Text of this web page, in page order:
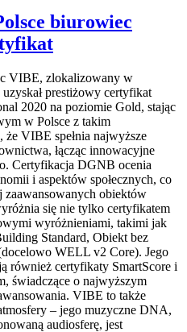
biurowiec
VIBE, zlokalizowany w
prestiżowy certyfikat
2020 na poziomie Gold, stając
w Polsce z takim
VIBE spełnia najwyższe
łącząc innowacyjne
Certyfikacja DGNB ocenia
i aspektów społecznych, co
obiektów
się nie tylko certyfikatem
wyróżnieniami, takimi jak
Standard, Obiekt bez
WELL v2 Core). Jego
również certyfikaty SmartScore i
świadczące o najwyższym
VIBE to także
– jego muzyczne DNA,
audiosferę, jest